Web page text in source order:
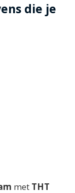
die je
met THT